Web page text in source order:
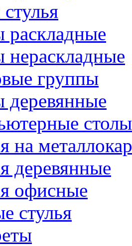
раскладные
нераскладные
группы
деревянные
столы
на
деревянные
офисные
стулья